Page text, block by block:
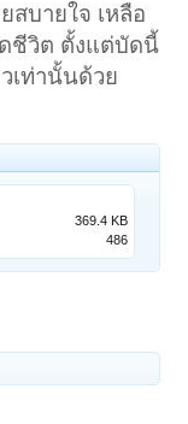
สบายใจ เหลือ
ชีวิต ตั้งแต่บัดนี้
เท่านั้นด้วย
369.4 KB
486